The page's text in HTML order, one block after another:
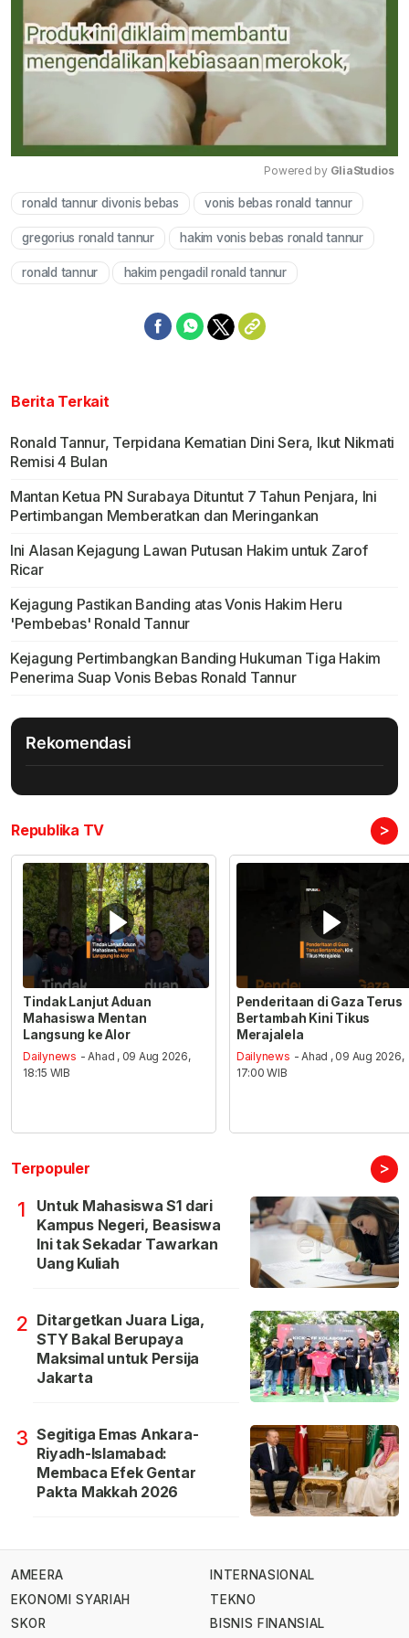
Mute
Powered by GliaStudios
ronald tannur divonis bebas vonis bebas ronald tannur
gregorius ronald tannur hakim vonis bebas ronald tannur
ronald tannur hakim pengadil ronald tannur
Berita Terkait
Ronald Tannur, Terpidana Kematian Dini Sera, Ikut Nikmati
Remisi 4 Bulan
Mantan Ketua PN Surabaya Dituntut 7 Tahun Penjara, Ini
Pertimbangan Memberatkan dan Meringankan
Ini Alasan Kejagung Lawan Putusan Hakim untuk Zarof
Ricar
Kejagung Pastikan Banding atas Vonis Hakim Heru
'Pembebas' Ronald Tannur
Kejagung Pertimbangkan Banding Hukuman Tiga Hakim
Penerima Suap Vonis Bebas Ronald Tannur
Rekomendasi
Republika TV >
Tindak Lanjut Aduan
Mahasiswa Mentan
Langsung ke Alor
Dailynews - Ahad , 09 Aug 2026,
18:15 WIB
Penderitaan di Gaza Terus
Bertambah Kini Tikus
Merajalela
Dailynews - Ahad , 09 Aug 2026,
17:00 WIB
Terpopuler >
1
Untuk Mahasiswa S1 dari
Kampus Negeri, Beasiswa
Ini tak Sekadar Tawarkan
Uang Kuliah
2 Ditargetkan Juara Liga,
STY Bakal Berupaya
Maksimal untuk Persija
Jakarta
3 Segitiga Emas Ankara-
Riyadh-Islamabad:
Membaca Efek Gentar
Pakta Makkah 2026
AMEERA
EKONOMI SYARIAH
SKOR
INTERNASIONAL
TEKNO
BISNIS FINANSIAL